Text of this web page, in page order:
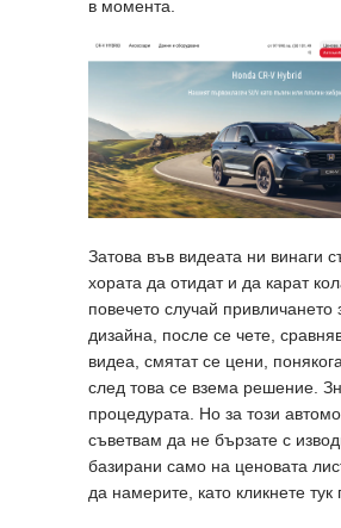
в момента.
Затова във видеата ни винаги
хората да отидат и да карат
повечето случай привличането
дизайна, после се чете,
видеа, смятат се цени,
след това се взема решение.
процедурата. Но за този
съветвам да не бързате с
базирани само на ценовата
да намерите, като кликнете тук